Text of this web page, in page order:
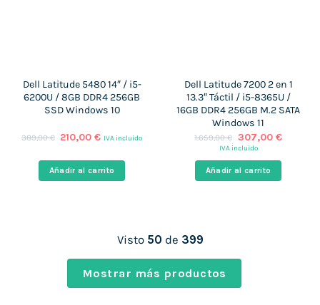
Dell Latitude 5480 14″ / i5-
6200U / 8GB DDR4 256GB
SSD Windows 10
389,00€ El
era:
389,00 €.
210,00€El
es:
210,00 €.
IVA incluido
Añadir al carrito
Dell Latitude 7200 2 en 1
13.3″ Táctil / i5-8365U /
16GB DDR4 256GB M.2 SATA
Windows 11
1.659,00€ El
precio
era:
1.659,00 €.
307,00 €El
es:
307,00
IVA incluido
Añadir al carrito
Visto 50 de 399
Mostrar más productos